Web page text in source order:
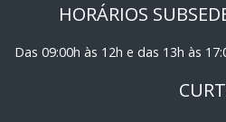
HORÁRIOS
Das 09:00h às 12h e das 13h às